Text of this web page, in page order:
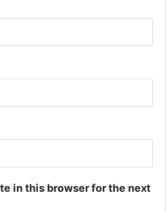
in this browser for the next